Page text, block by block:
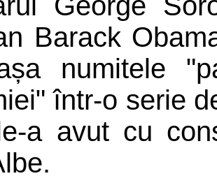
Barack
numitele
într-o serie
a avut cu